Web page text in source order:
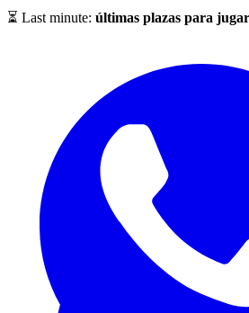
⏳ Last minute: últimas plazas para